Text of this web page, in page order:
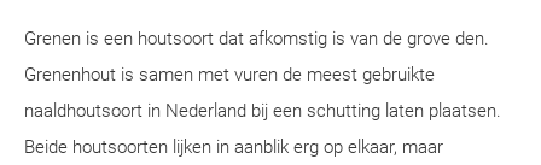
Grenen is een houtsoort dat afkomstig is van de grove den.
Grenenhout is samen met vuren de meest gebruikte
naaldhoutsoort in Nederland bij een schutting laten plaatsen.
Beide houtsoorten lijken in aanblik erg op elkaar, maar